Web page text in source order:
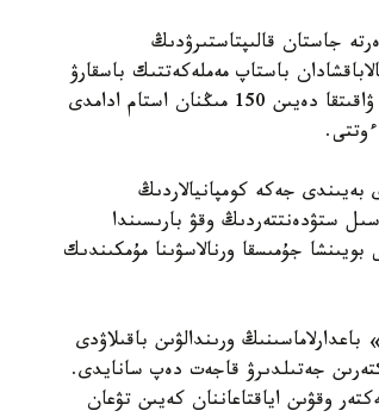
جاستان قالىپتاستىرۋدىڭ
باستاپ مەملەكەتتىك باسقارۋ
جۇيەسىنە دەيىن ۇزدىكسىز جۇرگىزىلۋى قاجەت. سونداي-اق پارتيا وسى ۋاقىتقا دەيىن 150 مىڭنان استام ادامدى
ءوتتى.
جەكە كومپانيالاردىڭ
ستۋدەنتتەردىڭ وقۋ بارىسىندا
جۇمىسقا ورنالاسۋىنا مۇمكىندىك
ورىندالۋىن باقىلاۋدى
جەتىلدىرۋ قاجەت دەپ سانايدى.
وقۋىن اياقتاعاننان كەيىن تۋعان